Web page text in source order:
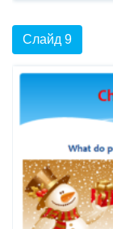
Слайд 9